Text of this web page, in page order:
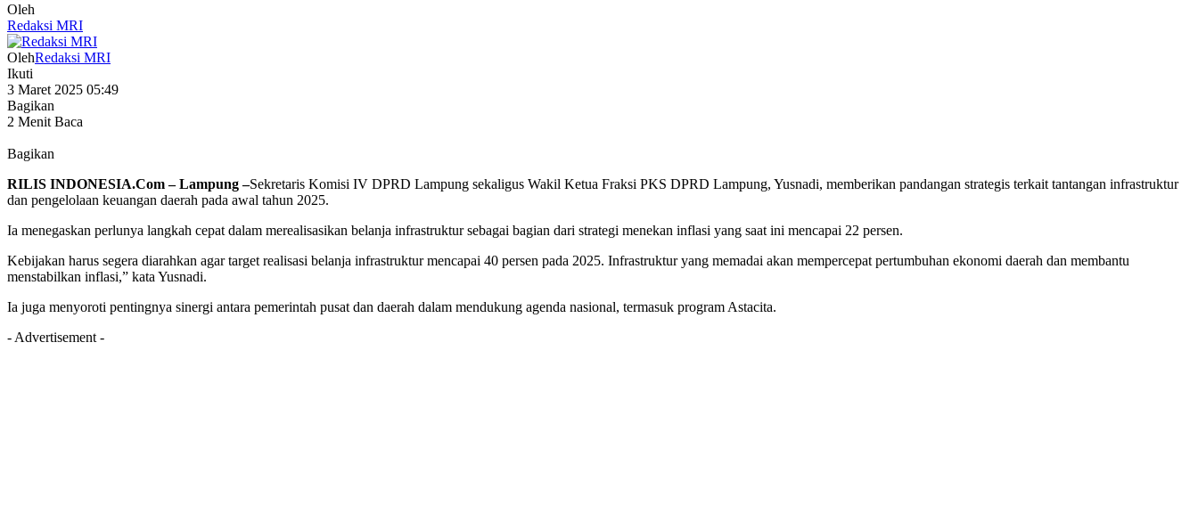
Oleh
Redaksi MRI
OlehRedaksi MRI
Ikuti
3 Maret 2025 05:49
Bagikan
2 Menit Baca
Bagikan
RILIS INDONESIA.Com – Lampung –Sekretaris Komisi IV DPRD Lampung sekaligus Wakil Ketua Fraksi PKS DPRD Lampung, Yusnadi, memberikan pandangan strategis terkait tantangan infrastruktur
dan pengelolaan keuangan daerah pada awal tahun 2025.
Ia menegaskan perlunya langkah cepat dalam merealisasikan belanja infrastruktur sebagai bagian dari strategi menekan inflasi yang saat ini mencapai 22 persen.
Kebijakan harus segera diarahkan agar target realisasi belanja infrastruktur mencapai 40 persen pada 2025. Infrastruktur yang memadai akan mempercepat pertumbuhan ekonomi daerah dan membantu
menstabilkan inflasi,” kata Yusnadi.
Ia juga menyoroti pentingnya sinergi antara pemerintah pusat dan daerah dalam mendukung agenda nasional, termasuk program Astacita.
- Advertisement -